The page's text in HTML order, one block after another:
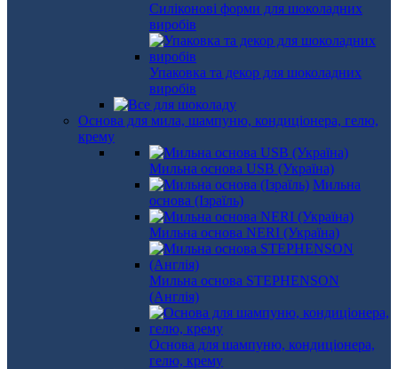
Силіконові форми для шоколадних
виробів
Упаковка та декор для шоколадних
виробів
Основа для мила, шампуню, кондиціонера, гелю,
крему
Мильна основа USB (Україна)
Мильна
основа (Ізраїль)
Мильна основа NERI (Україна)
Мильна основа STEPHENSON
(Англія)
Основа для шампуню, кондиціонера,
гелю, крему